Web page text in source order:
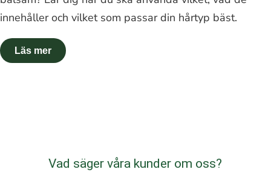
innehåller och vilket som passar din hårtyp bäst.
Vad säger våra kunder om oss?